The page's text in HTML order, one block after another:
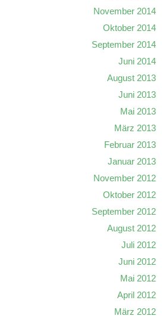
November 2014
Oktober 2014
September 2014
Juni 2014
August 2013
Juni 2013
Mai 2013
März 2013
Februar 2013
Januar 2013
November 2012
Oktober 2012
September 2012
August 2012
Juli 2012
Juni 2012
Mai 2012
April 2012
März 2012